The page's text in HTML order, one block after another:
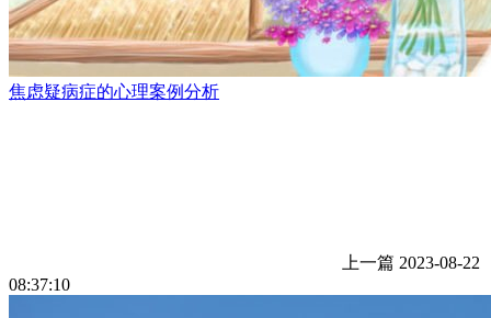
焦虑疑病症的心理案例分析
上一篇 2023-08-22
08:37:10